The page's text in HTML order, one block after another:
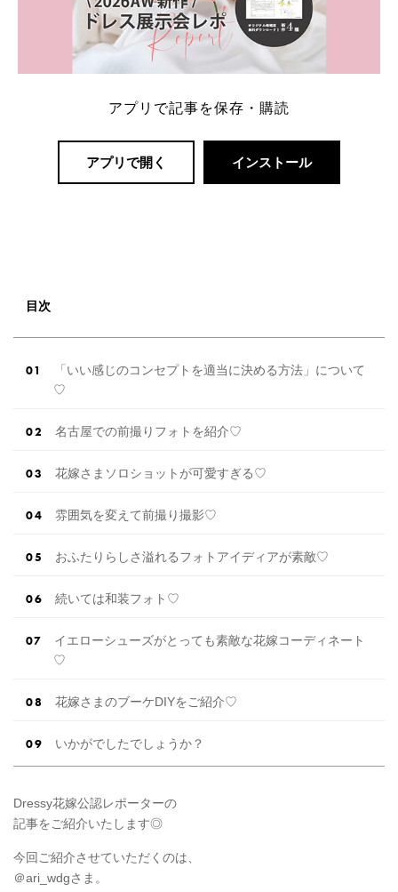
アプリで記事を保存・購読
アプリで開く インストール
目次
「いい感じのコンセプトを適当に決める方法」について
♡
名古屋での前撮りフォトを紹介♡
花嫁さまソロショットが可愛すぎる♡
雰囲気を変えて前撮り撮影♡
おふたりらしさ溢れるフォトアイディアが素敵♡
続いては和装フォト♡
イエローシューズがとっても素敵な花嫁コーディネート
♡
花嫁さまのブーケDIYをご紹介♡
いかがでしたでしょうか？
Dressy花嫁公認レポーターの
記事をご紹介いたします◎
今回ご紹介させていただくのは、
＠ari_wdgさま。